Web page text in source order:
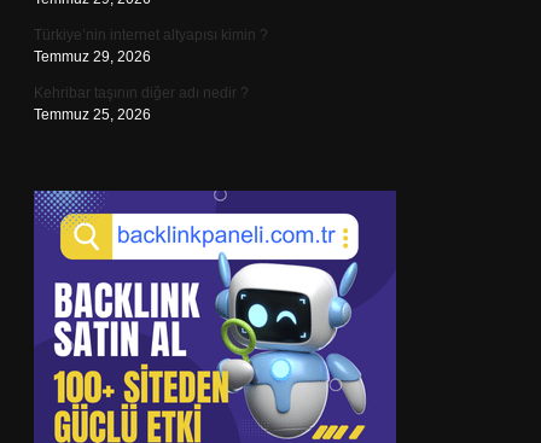
Türkiye’nin internet altyapısı kimin ?
Temmuz 29, 2026
Kehribar taşının diğer adı nedir ?
Temmuz 25, 2026